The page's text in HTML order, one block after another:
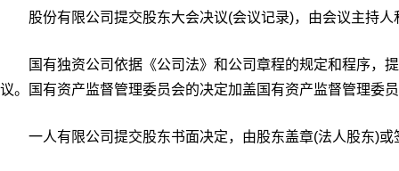
股份有限公司提交股东大会决议(会议记录)，由会议主持人
国有独资公司依据《公司法》和公司章程的规定和程序，
议。国有资产监督管理委员会的决定加盖国有资产监督管理委
一人有限公司提交股东书面决定，由股东盖章(法人股东)或